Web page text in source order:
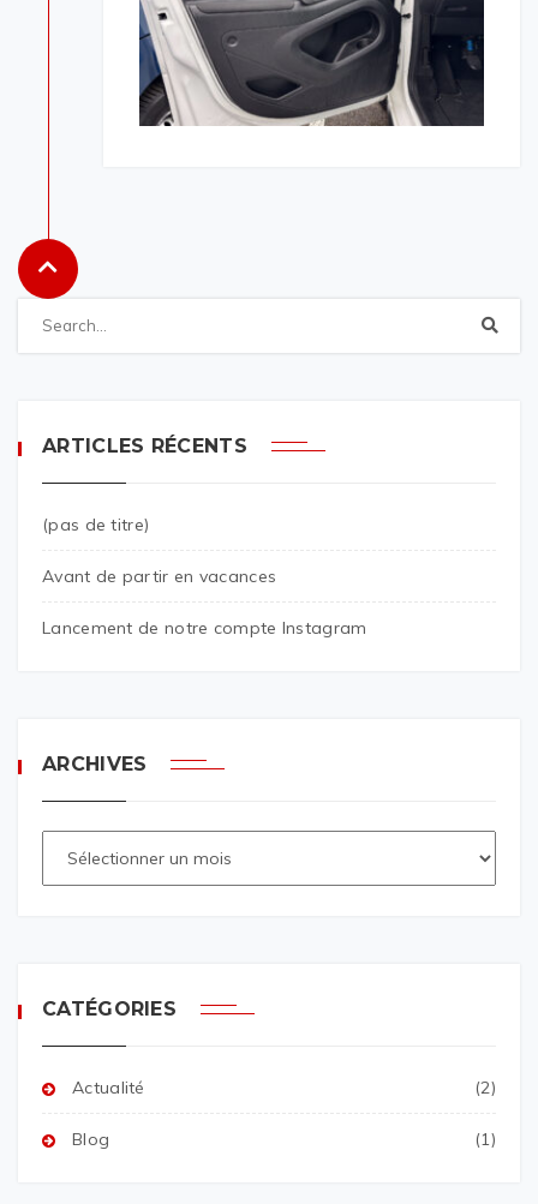
ARTICLES RÉCENTS
(pas de titre)
Avant de partir en vacances
Lancement de notre compte Instagram
ARCHIVES
CATÉGORIES
Actualité (2)
Blog (1)